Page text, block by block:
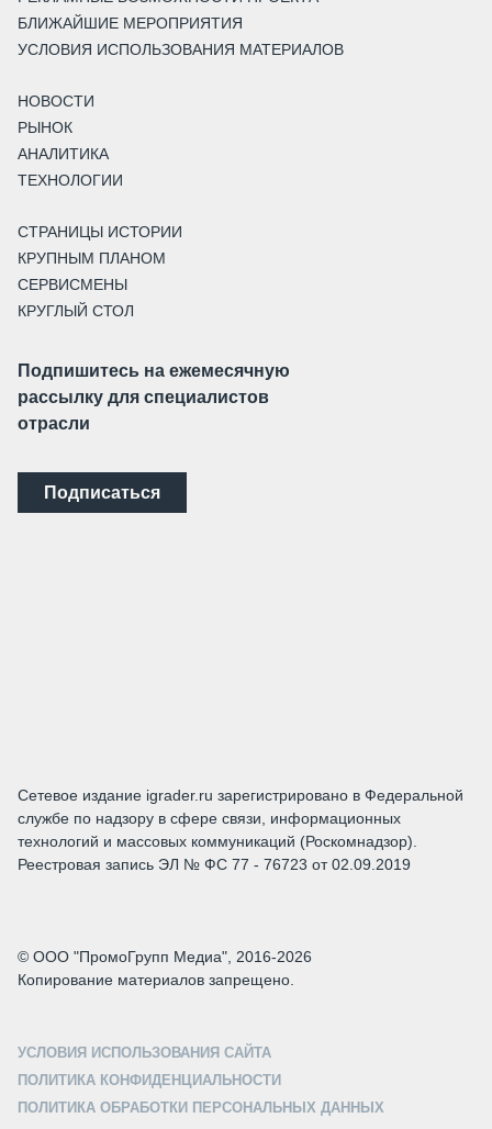
БЛИЖАЙШИЕ МЕРОПРИЯТИЯ
УСЛОВИЯ ИСПОЛЬЗОВАНИЯ МАТЕРИАЛОВ
НОВОСТИ
РЫНОК
АНАЛИТИКА
ТЕХНОЛОГИИ
СТРАНИЦЫ ИСТОРИИ
КРУПНЫМ ПЛАНОМ
СЕРВИСМЕНЫ
КРУГЛЫЙ СТОЛ
Подпишитесь на ежемесячную
рассылку для специалистов
отрасли
Подписаться
Сетевое издание igrader.ru зарегистрировано в Федеральной
службе по надзору в сфере связи, информационных
технологий и массовых коммуникаций (Роскомнадзор).
Реестровая запись ЭЛ № ФС 77 - 76723 от 02.09.2019
© ООО "ПромоГрупп Медиа", 2016-2026
Копирование материалов запрещено.
УСЛОВИЯ ИСПОЛЬЗОВАНИЯ САЙТА
ПОЛИТИКА КОНФИДЕНЦИАЛЬНОСТИ
ПОЛИТИКА ОБРАБОТКИ ПЕРСОНАЛЬНЫХ ДАННЫХ